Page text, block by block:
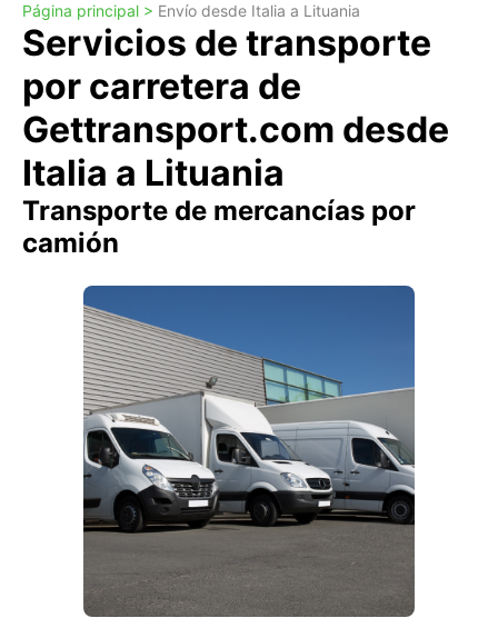
Página principal > Envío desde Italia a Lituania
Servicios de transporte
por carretera de
Gettransport.com desde
Italia a Lituania
Transporte de mercancías por
camión